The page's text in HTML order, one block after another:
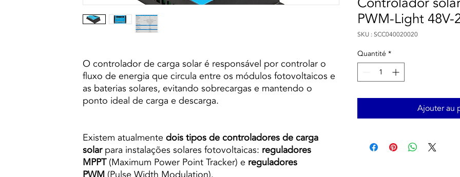
O controlador de carga solar é responsável por controlar o
fluxo de energia que circula entre os módulos fotovoltaicos e
as baterias solares, evitando sobrecargas e mantendo o
ponto ideal de carga e descarga.
Existem atualmente dois tipos de controladores de carga
solarpara instalações solares fotovoltaicas: reguladores
MPPT(Maximum Power Point Tracker) e reguladores
PWM-Light 48V-
SKU : SCC040020020
Quantité *
Ajouter au